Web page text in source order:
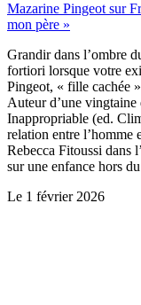
Mazarine Pingeot sur
mon père »
Grandir dans l’ombre
fortiori lorsque votre
Pingeot, « fille cachée
Auteur d’une
Inappropriable (ed.
relation entre
Rebecca Fitoussi dans
sur une enfance hors
Le 1 février 2026